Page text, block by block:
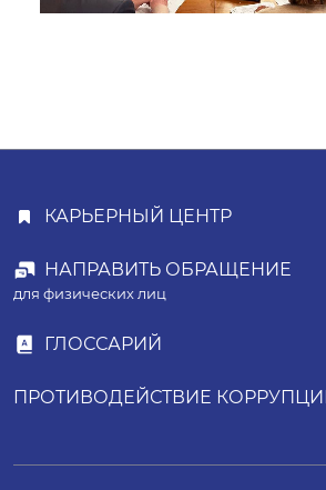
КАРЬЕРНЫЙ ЦЕНТР
НАПРАВИТЬ ОБРАЩЕНИЕ
для физических лиц
ГЛОССАРИЙ
ПРОТИВОДЕЙСТВИЕ